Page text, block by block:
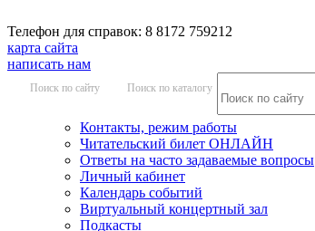
Телефон для справок: 8 8172 759212
карта сайта
написать нам
Поиск по сайту Поиск по каталогу
Контакты, режим работы
Читательский билет ОНЛАЙН
Ответы на часто задаваемые вопросы
Личный кабинет
Календарь событий
Виртуальный концертный зал
Подкасты